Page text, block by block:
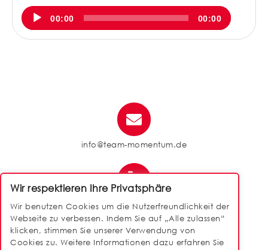
Wir respektieren Ihre Privatsphäre
Wir benutzen Cookies um die Nutzerfreundlichkeit der
Webseite zu verbessen. Indem Sie auf „Alle zulassen“
klicken, stimmen Sie unserer Verwendung von
Cookies zu. Weitere Informationen dazu erfahren Sie
Audio-
Player
00:00 00:00
info@team-momentum.de
040 / 88 14 50 90